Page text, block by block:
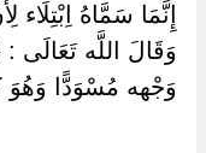
إِنَّمَا سَمَّاهُ
وَقَالَ اللَّه تَعَالَى
وَجْهه مُسْوَدًّا وَهُوَ